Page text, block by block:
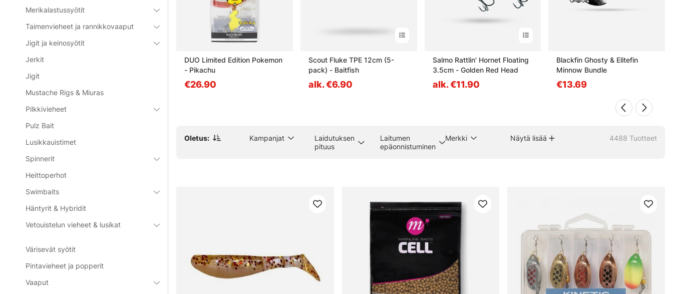
Merikalastussyötit
Taimenvieheet ja rannikkovaaput
Jigit ja keinosyötit
Jerkit
Jigit
Mustache Rigs & Miuras
Pilkkivieheet
Pulz Bait
Lusikkauistimet
Spinnerit
Heittoperhot
Swimbaits
Häntyrit & Hybridit
Vetouistelun vieheet & lusikat
Värisevät syötit
Pintavieheet ja popperit
Vaaput
Floating
DUO Limited Edition Pokemon
- Pikachu
€26.90
Scout Fluke TPE 12cm (5-
pack) - Baitfish
alk. €6.90
Salmo Rattlin' Hornet Floating
3.5cm - Golden Red Head
alk. €11.90
Blackfin Ghosty & Elitefin
Minnow Bundle
€13.69
Oletus: Kampanjat
Laidutuksen
pituus
Laitumen
epäonnistuminen
Merkki Näytä lisää 4488 Tuotteet